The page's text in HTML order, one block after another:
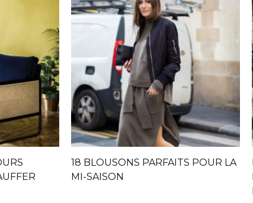
18 BLOUSONS PARFAITS POUR LA
MI-SAISON